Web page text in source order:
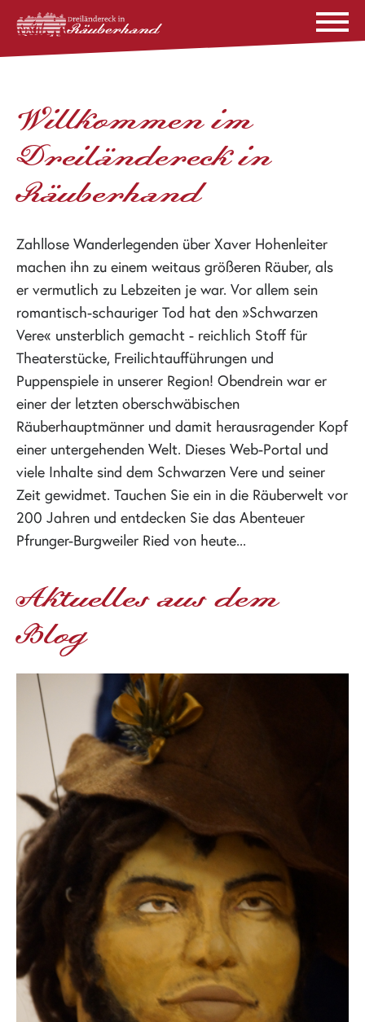
Willkommen im
Dreiländereck in
Räuberhand
Zahllose Wanderlegenden über Xaver Hohenleiter
machen ihn zu einem weitaus größeren Räuber, als
er vermutlich zu Lebzeiten je war. Vor allem sein
romantisch-schauriger Tod hat den »Schwarzen
Vere« unsterblich gemacht - reichlich Stoff für
Theaterstücke, Freilichtaufführungen und
Puppenspiele in unserer Region! Obendrein war er
einer der letzten oberschwäbischen
Räuberhauptmänner und damit herausragender Kopf
einer untergehenden Welt. Dieses Web-Portal und
viele Inhalte sind dem Schwarzen Vere und seiner
Zeit gewidmet. Tauchen Sie ein in die Räuberwelt vor
200 Jahren und entdecken Sie das Abenteuer
Pfrunger-Burgweiler Ried von heute...
Aktuelles aus dem
Blog